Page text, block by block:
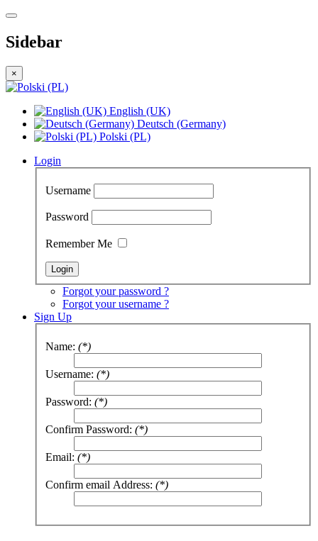
Sidebar
×
English (UK)
Deutsch (Germany)
Polski (PL)
Login
Username
Password
Remember Me
Forgot your password ?
Forgot your username ?
Sign Up
Name: (*)
Username: (*)
Password: (*)
Confirm Password: (*)
Email: (*)
Confirm email Address: (*)